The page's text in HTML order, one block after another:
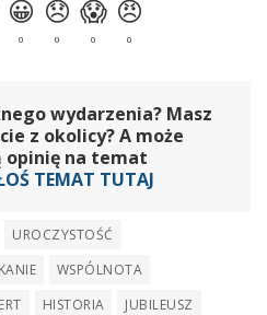
wydarzenia? Masz
z okolicy? A może
opinię na temat
TEMAT TUTAJ
UROCZYSTOŚĆ
WSPÓLNOTA
HISTORIA JUBILEUSZ